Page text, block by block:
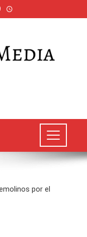
por el